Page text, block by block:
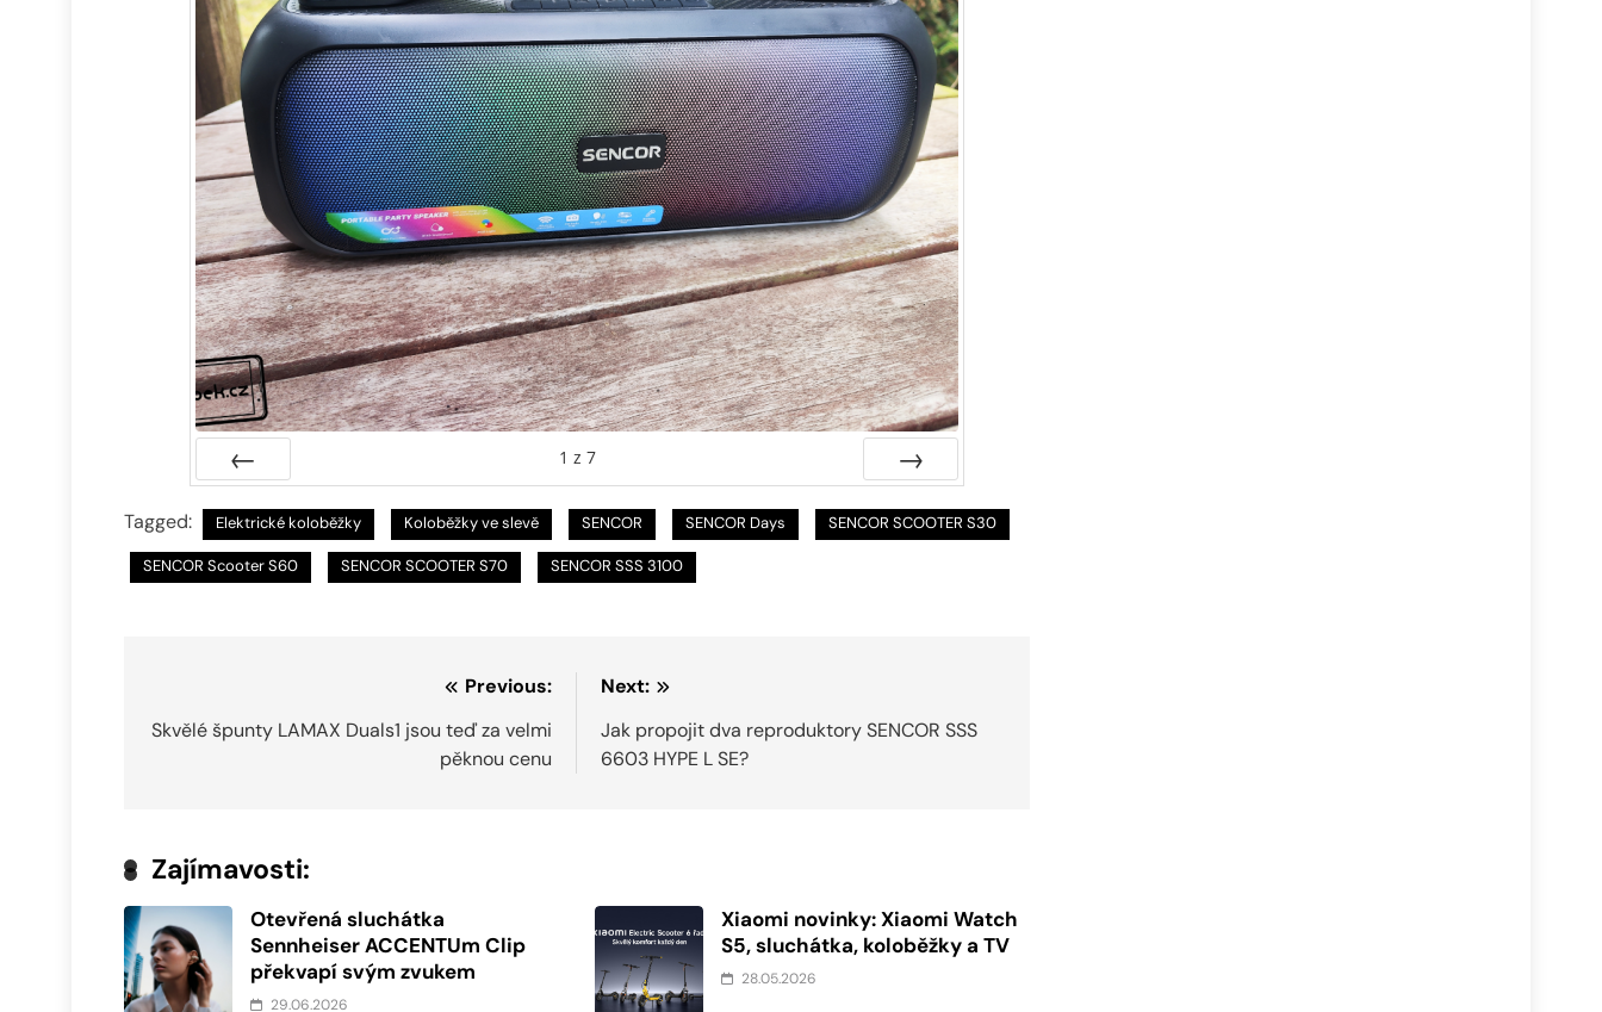
1 z 7
Tagged: Elektrické koloběžky Koloběžky ve slevě SENCOR SENCOR Days SENCOR SCOOTER S30
SENCOR Scooter S60 SENCOR SCOOTER S70 SENCOR SSS 3100
pro
Previous:
Skvělé špunty LAMAX Duals1 jsou teď za velmi
pěknou cenu
Next:
Jak propojit dva reproduktory SENCOR SSS
6603 HYPE L SE?
Zajímavosti:
Otevřená sluchátka
Sennheiser ACCENTUm Clip
překvapí svým zvukem
29.06.2026
Xiaomi novinky: Xiaomi Watch
S5, sluchátka, koloběžky a TV
28.05.2026